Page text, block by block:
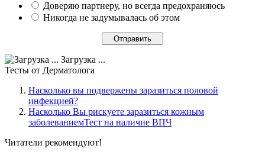
Доверяю партнеру, но всегда предохраняюсь
Никогда не задумывалась об этом
Загрузка ...
Тесты от Дерматолога
Насколько вы подвержены заразиться половой
инфекцией?
Насколько Вы рискуете заразиться кожным
заболеваниемТест на наличие ВПЧ
Читатели рекомендуют!